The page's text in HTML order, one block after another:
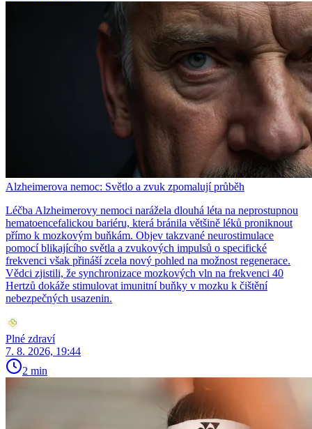
Alzheimerova nemoc: Světlo a zvuk zpomalují průběh
Léčba Alzheimerovy nemoci narážela dlouhá léta na neprostupnou
hematoencefalickou bariéru, která bránila většině léků proniknout
přímo k mozkovým buňkám. Objev takzvané neurostimulace
pomocí blikajícího světla a zvukových impulsů o specifické
frekvenci však přináší zcela nový pohled na možnost regenerace.
Vědci zjistili, že synchronizace mozkových vln na frekvenci 40
Hertzů dokáže stimulovat imunitní buňky v mozku k čištění
nebezpečných usazenin.
Plné zdraví
7. 8. 2026, 19:44
2 min